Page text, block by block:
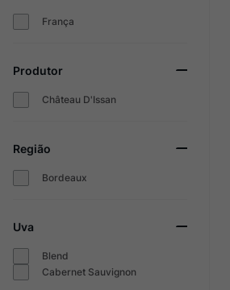
França
Produtor
Château D'Issan
Região
Bordeaux
Uva
Blend
Cabernet Sauvignon